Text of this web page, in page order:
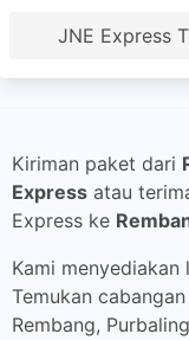
JNE Express
Kiriman paket dari
Express atau
Express ke
Kami menyediakan
Temukan
Rembang,